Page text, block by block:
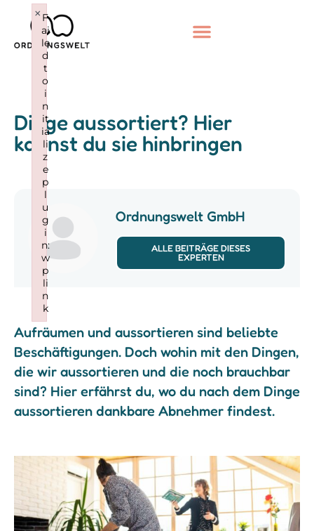
Dinge aussortiert? Hier
kannst du sie hinbringen
Ordnungswelt GmbH
ALLE BEITRÄGE DIESES
EXPERTEN
Aufräumen und aussortieren sind beliebte
Beschäftigungen. Doch wohin mit den Dingen,
die wir aussortieren und die noch brauchbar
sind? Hier erfährst du, wo du nach dem Dinge
aussortieren dankbare Abnehmer findest.
F
ai
le
d
t
o
i
n
it
ia
li
z
e
p
l
u
g
i
n:
w
p
li
n
k
×
Failed to initialize plugin: wplink